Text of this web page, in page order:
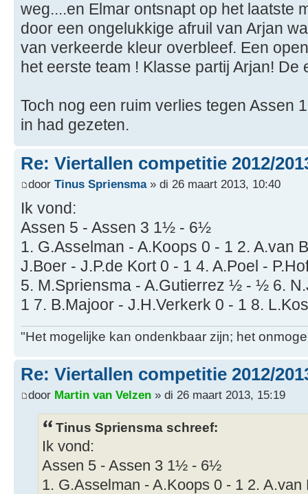
weg....en Elmar ontsnapt op het laatste
door een ongelukkige afruil van Arjan
van verkeerde kleur overbleef. Een
het eerste team ! Klasse partij Arjan! De
Toch nog een ruim verlies tegen Assen
in had gezeten.
Re: Viertallen competitie 2012/
door Tinus Spriensma» di 26 maart 2013, 10:40
Ik vond:
Assen 5 - Assen 3 1½ - 6½
1. G.Asselman - A.Koops 0 - 1 2. A.van
J.Boer - J.P.de Kort 0 - 1 4. A.Poel -
5. M.Spriensma - A.Gutierrez ½ - ½ 6.
1 7. B.Majoor - J.H.Verkerk 0 - 1 8.
"Het mogelijke kan ondenkbaar zijn; het
Re: Viertallen competitie 2012/
door Martin van Velzen » di 26 maart 2013, 15:19
Tinus Spriensma schreef:
Ik vond:
Assen 5 - Assen 3 1½ - 6½
1. G.Asselman - A.Koops 0 - 1 2.